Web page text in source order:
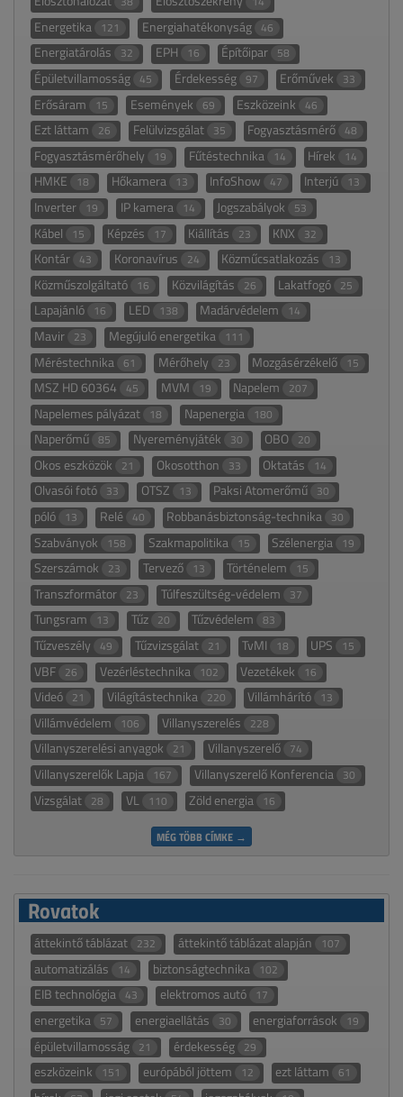
Energetika 121 Energiahatékonyság 46
Energiatárolás 32 EPH 16 Építőipar 58
Épületvillamosság 45 Érdekesség 97 Erőművek 33
Erősáram 15 Események 69 Eszközeink 46
Ezt láttam 26 Felülvizsgálat 35 Fogyasztásmérő 48
Fogyasztásmérőhely 19 Fűtéstechnika 14 Hírek 14
HMKE 18 Hőkamera 13 InfoShow 47 Interjú 13
Inverter 19 IP kamera 14 Jogszabályok 53
Kábel 15 Képzés 17 Kiállítás 23 KNX 32
Kontár 43 Koronavírus 24 Közműcsatlakozás 13
Közműszolgáltató 16 Közvilágítás 26 Lakatfogó 25
Lapajánló 16 LED 138 Madárvédelem 14
Mavir 23 Megújuló energetika 111
Méréstechnika 61 Mérőhely 23 Mozgásérzékelő 15
MSZ HD 60364 45 MVM 19 Napelem 207
Napelemes pályázat 18 Napenergia 180
Naperőmű 85 Nyereményjáték 30 OBO 20
Okos eszközök 21 Okosotthon 33 Oktatás 14
Olvasói fotó 33 OTSZ 13 Paksi Atomerőmű 30
póló 13 Relé 40 Robbanásbiztonság-technika 30
Szabványok 158 Szakmapolitika 15 Szélenergia 19
Szerszámok 23 Tervező 13 Történelem 15
Transzformátor 23 Túlfeszültség-védelem 37
Tungsram 13 Tűz 20 Tűzvédelem 83
Tűzveszély 49 Tűzvizsgálat 21 TvMI 18 UPS 15
VBF 26 Vezérléstechnika 102 Vezetékek 16
Videó 21 Világítástechnika 220 Villámhárító 13
Villámvédelem 106 Villanyszerelés 228
Villanyszerelési anyagok 21 Villanyszerelő 74
Villanyszerelők Lapja 167 Villanyszerelő Konferencia 30
Vizsgálat 28 VL 110 Zöld energia 16
MÉG TÖBB CÍMKE →
Rovatok
áttekintő táblázat 232 áttekintő táblázat alapján 107
automatizálás 14 biztonságtechnika 102
EIB technológia 43 elektromos autó 17
energetika 57 energiaellátás 30 energiaforrások 19
épületvillamosság 21 érdekesség 29
eszközeink 151 európából jöttem 12 ezt láttam 61